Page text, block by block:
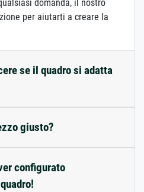
domanda, il nostro
per aiutarti a creare la
se il quadro si adatta
giusto?
configurato